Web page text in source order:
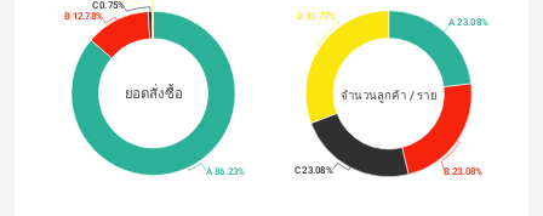
ยอดสั่งซื้อ
A 86.23%
B 12.78%
C 0.75%
จำนวนลูกค้า / ราย
A 23.08%
B 23.08%
C 23.08%
D 30.77%